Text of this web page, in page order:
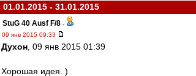
01.01.2015 - 31.01.2015
StuG 40 Ausf F/8 -
09 янв 2015 09:33
Духон , 09 янв 2015 01:39
Хорошая идея. )